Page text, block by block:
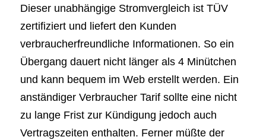
Dieser unabhängige Stromvergleich ist TÜV
zertifiziert und liefert den Kunden
verbraucherfreundliche Informationen. So ein
Übergang dauert nicht länger als 4 Minütchen
und kann bequem im Web erstellt werden. Ein
anständiger Verbraucher Tarif sollte eine nicht
zu lange Frist zur Kündigung jedoch auch
Vertragszeiten enthalten. Ferner müßte der